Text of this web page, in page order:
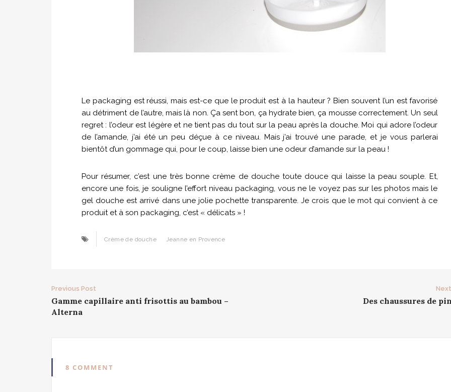
Le packaging est réussi, mais est-ce que le produit est à la hauteur ? Bien souvent l’un est favorisé
au détriment de l’autre, mais là non. Ça sent bon, ça hydrate bien, ça mousse correctement. Un seul
regret : l’odeur est légère et ne tient pas du tout sur la peau après la douche. Moi qui adore l’odeur
de l’amande, j’ai été un peu déçue à ce niveau. Mais j’ai trouvé une parade, et je vous parlerai
bientôt d’un gommage qui, pour le coup, laisse bien une odeur d’amande sur la peau !
Pour résumer, c’est une très bonne crème de douche toute douce qui laisse la peau souple. Et,
encore une fois, je souligne l’effort niveau packaging, vous ne le voyez pas sur les photos mais le
gel douche est arrivé dans une jolie pochette transparente. Je crois que le mot qui convient à ce
produit et à son packaging, c’est « délicats » !
Crème de douche Jeanne en Provence
Post
navigation
Previous Post
Gamme capillaire anti frisottis au bambou –
Alterna
Des chaussures de
8 COMMENT